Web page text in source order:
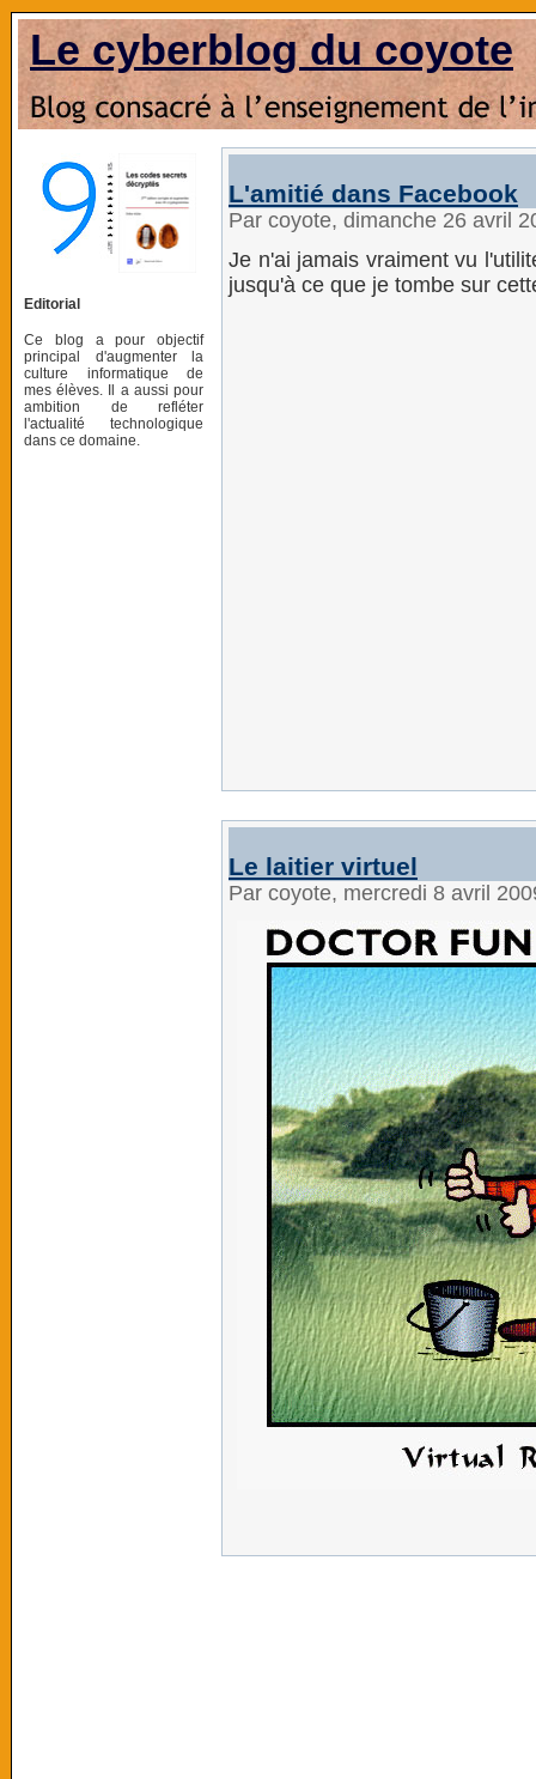
Le cyberblog du coyote
Editorial
Ce blog a pour objectif
principal d'augmenter la
culture informatique de
mes élèves. Il a aussi pour
ambition de refléter
l'actualité technologique
dans ce domaine.
L'amitié dans Facebook
Par coyote, dimanche 26 avril
Je n'ai jamais vraiment vu
jusqu'à ce que je tombe sur
Le laitier virtuel
Par coyote, mercredi 8 avril